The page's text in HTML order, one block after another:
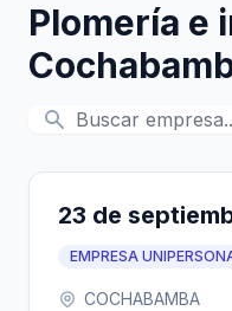
Plomería e
23 de
EMPRESA
COCHABAMBA